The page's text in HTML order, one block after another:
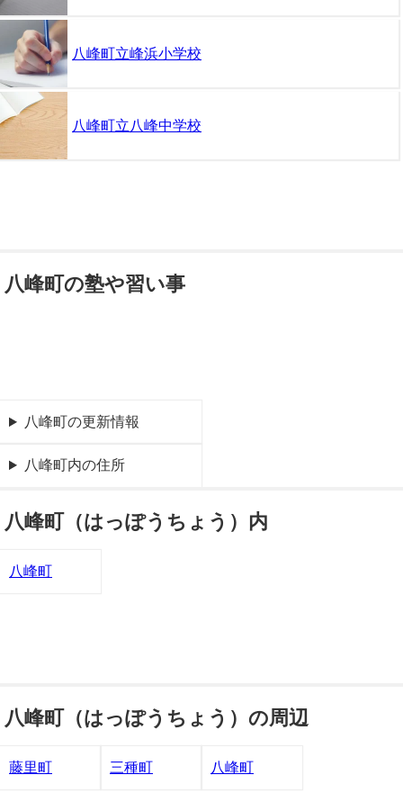
八峰町立峰浜小学校
八峰町立八峰中学校
八峰町の塾や習い事
八峰町の更新情報
八峰町内の住所
八峰町（はっぽうちょう）内
八峰町
八峰町（はっぽうちょう）の周辺
藤里町 三種町 八峰町